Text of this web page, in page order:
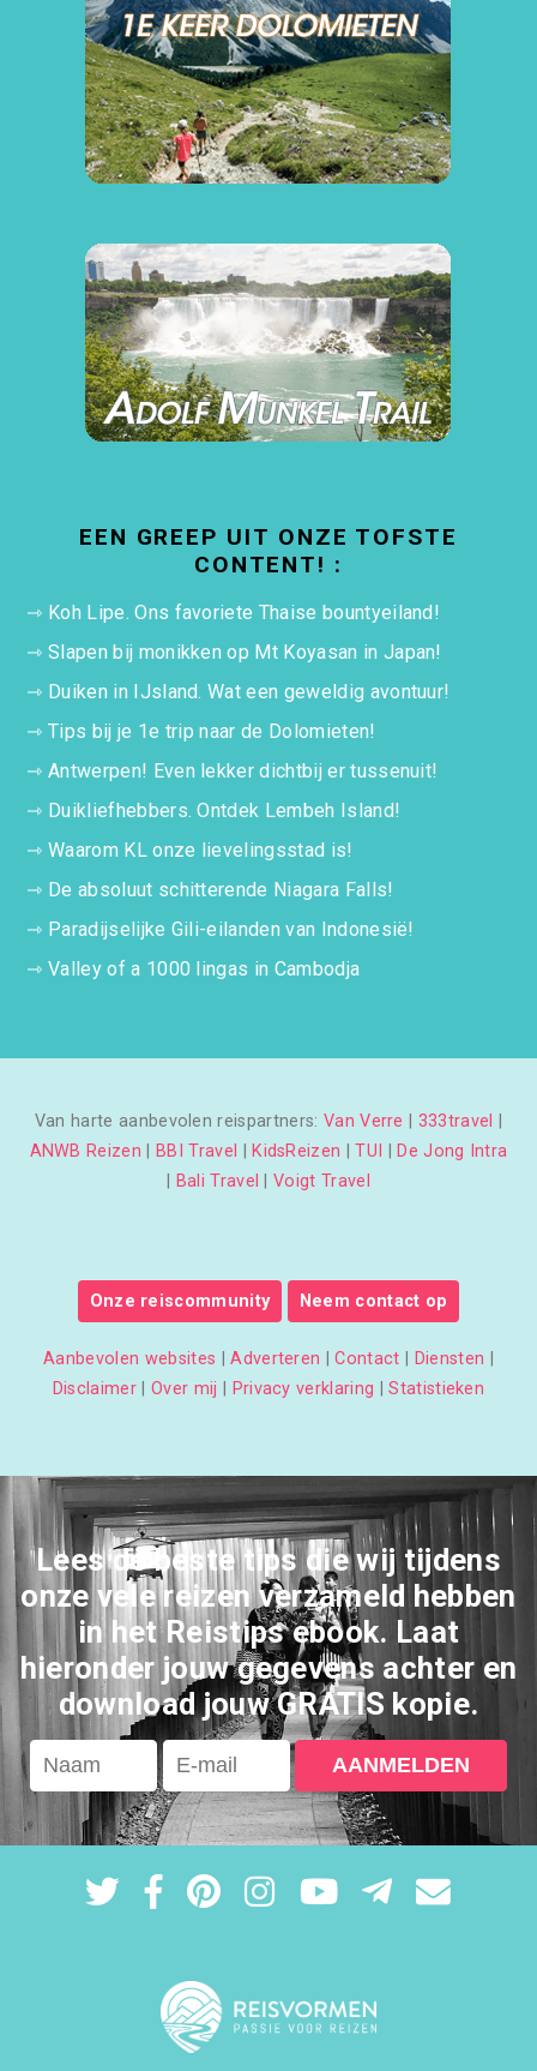
EEN GREEP UIT ONZE TOFSTE
CONTENT! :
⇾ Koh Lipe. Ons favoriete Thaise bountyeiland!
⇾Slapen bij monikken op Mt Koyasan in Japan!
⇾ Duiken in IJsland. Wat een geweldig avontuur!
⇾Tips bij je 1e trip naar de Dolomieten!
⇾Antwerpen! Even lekker dichtbij er tussenuit!
⇾ Duikliefhebbers. Ontdek Lembeh Island!
⇾Waarom KL onze lievelingsstad is!
⇾ De absoluut schitterende Niagara Falls!
⇾ Paradijselijke Gili-eilanden van Indonesië!
⇾Valley of a 1000 lingas in Cambodja
Van harte aanbevolen reispartners: Van Verre 333travel
ANWB Reizen
BBI Travel KidsReizen |TUI
De Jong Intra
Bali Travel |Voigt Travel
Onze reiscommunity Neem contact op
Aanbevolen websites |Adverteren |Contact Diensten
Disclaimer |Over mij Privacy verklaring |Statistieken
Lees de beste tips die wij tijdens
onze vele reizen verzameld hebben
in het Reistips ebook. Laat
hieronder jouw gegevens achter en
download jouw GRATIS kopie.